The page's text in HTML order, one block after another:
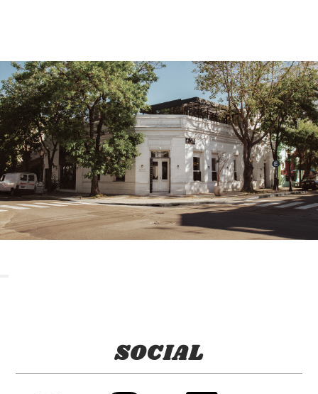
SOCIAL